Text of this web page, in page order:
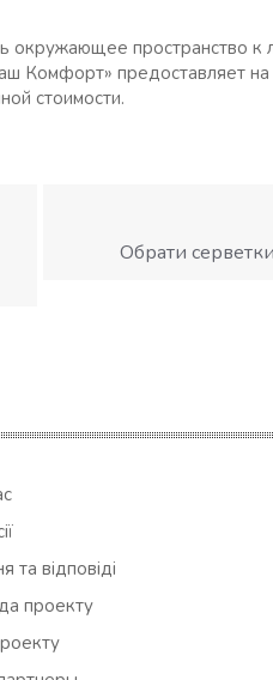
окружающее пространство к
Комфорт» предоставляет
стоимости.
Обрати
та відповіді
проекту